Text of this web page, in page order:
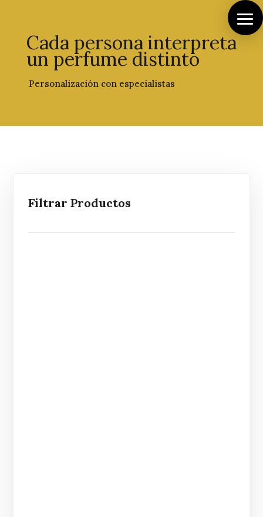
Cada persona interpreta
un perfume distinto
Personalización con especialistas
Filtrar Productos